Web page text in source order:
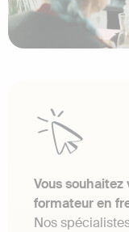
Vous
formateur en
Nos